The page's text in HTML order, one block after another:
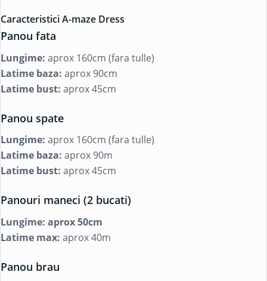
Caracteristici A-maze Dress
Panou fata
Lungime: aprox 160cm (fara tulle)
Latime baza: aprox 90cm
Latime bust: aprox 45cm
Panou spate
Lungime: aprox 160cm (fara tulle)
Latime baza: aprox 90m
Latime bust: aprox 45cm
Panouri maneci (2 bucati)
Lungime: aprox 50cm
Latime max: aprox 40m
Panou brau